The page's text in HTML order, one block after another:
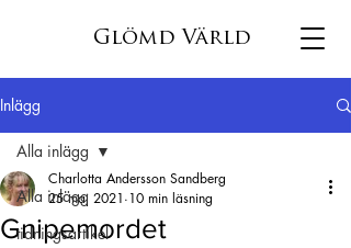
Glömd Värld
Inlägg
Alla inlägg
tidningsartikel
Alla inlägg
Gnipemordet
Charlotta Andersson Sandberg
25 maj 2021 10 min läsning